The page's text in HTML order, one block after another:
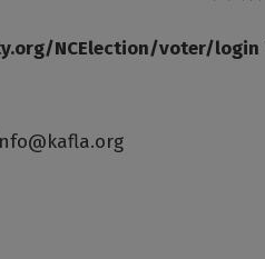
NCElection/voter/login